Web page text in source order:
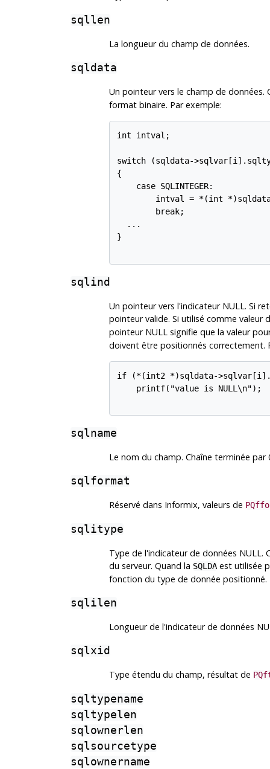
sqllen
La longueur du champ de données.
sqldata
Un pointeur vers le champ de
format binaire. Par exemple:
int intval;
switch (sqldata-
{
    case SQLINTEGER:
intval = *(int
        break;
  ...
}
sqlind
Un pointeur vers l'indicateur NULL. Si
pointeur valide. Si utilisé comme valeur
pointeur NULL signifie que la valeur
doivent être positionnés correctement.
if (*(int2 *)sqldata-
    printf("value is NULL\n");
sqlname
Le nom du champ. Chaîne terminée par
sqlformat
Réservé dans Informix, valeurs de
sqlitype
Type de l'indicateur de données NULL.
du serveur. Quand la SQLDAest utilisée
fonction du type de donnée positionné.
sqlilen
Longueur de l'indicateur de données
sqlxid
Type étendu du champ, résultat de
sqltypename
sqltypelen
sqlownerlen
sqlsourcetype
sqlownername